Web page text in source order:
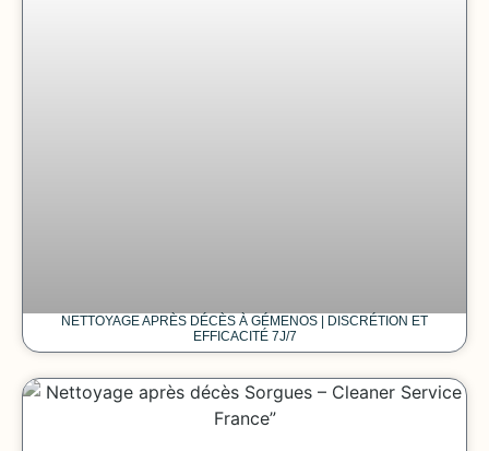
NETTOYAGE APRÈS DÉCÈS À GÉMENOS | DISCRÉTION ET
EFFICACITÉ 7J/7